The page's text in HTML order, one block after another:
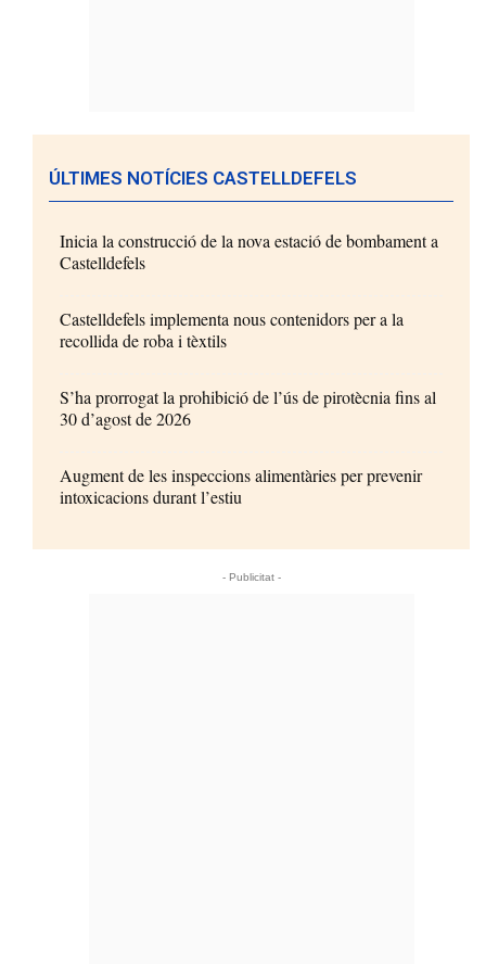
ÚLTIMES NOTÍCIES CASTELLDEFELS
Inicia la construcció de la nova estació de bombament a
Castelldefels
Castelldefels implementa nous contenidors per a la
recollida de roba i tèxtils
S’ha prorrogat la prohibició de l’ús de pirotècnia fins al
30 d’agost de 2026
Augment de les inspeccions alimentàries per prevenir
intoxicacions durant l’estiu
- Publicitat -